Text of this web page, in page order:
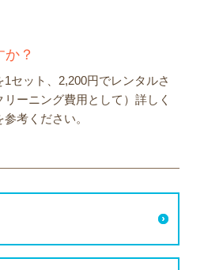
？
セット、2,200円でレンタルさ
ーニング費用として）詳しく
参考ください。